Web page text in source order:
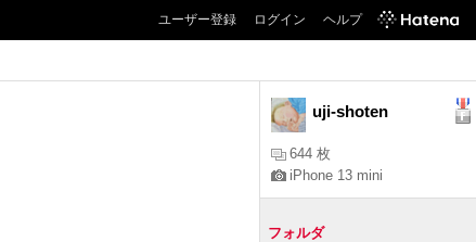
ユーザー登録 ログイン ヘルプ
uji-shoten
644 枚
iPhone 13 mini
フォルダ